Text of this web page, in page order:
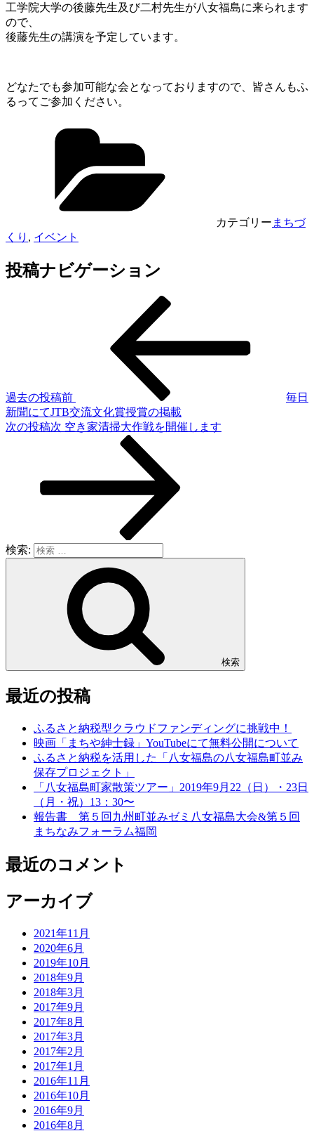
工学院大学の後藤先生及び二村先生が八女福島に来られます
ので、
後藤先生の講演を予定しています。
どなたでも参加可能な会となっておりますので、皆さんもふ
るってご参加ください。
カテゴリー まちづ
くり , イベント
投稿ナビゲーション
過去の投稿前
毎日
新聞にてJTB交流文化賞授賞の掲載
次の投稿次 空き家清掃大作戦を開催します
検索:
検索
最近の投稿
ふるさと納税型クラウドファンディングに挑戦中！
映画「まちや紳士録」YouTubeにて無料公開について
ふるさと納税を活用した「八女福島の八女福島町並み
保存プロジェクト」
「八女福島町家散策ツアー」2019年9月22（日）・23日
（月・祝）13：30〜
報告書 第５回九州町並みゼミ八女福島大会&第５回
まちなみフォーラム福岡
最近のコメント
アーカイブ
2021年11月
2020年6月
2019年10月
2018年9月
2018年3月
2017年9月
2017年8月
2017年3月
2017年2月
2017年1月
2016年11月
2016年10月
2016年9月
2016年8月